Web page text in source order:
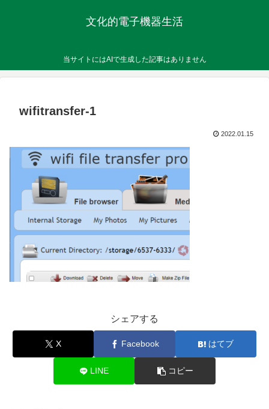
文化的電子機器生活
当サイトにはAIで生成した記事はありません
wifitransfer-1
2022.01.15
シェアする
X Facebook はてブ
LINE コピー